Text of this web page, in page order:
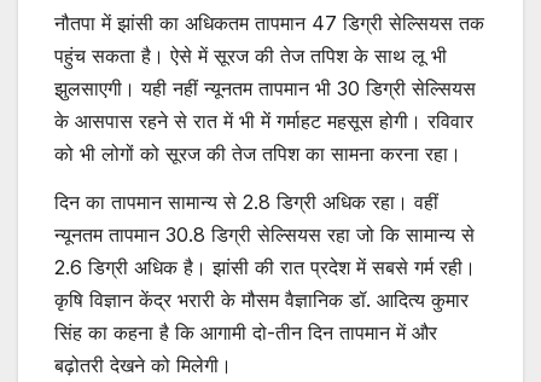
नौतपा में झांसी का अधिकतम तापमान 47 डिग्री सेल्सियस तक
पहुंच सकता है। ऐसे में सूरज की तेज तपिश के साथ लू भी
झुलसाएगी। यही नहीं न्यूनतम तापमान भी 30 डिग्री सेल्सियस
के आसपास रहने से रात में भी में गर्माहट महसूस होगी। रविवार
को भी लोगों को सूरज की तेज तपिश का सामना करना रहा।
दिन का तापमान सामान्य से 2.8 डिग्री अधिक रहा। वहीं
न्यूनतम तापमान 30.8 डिग्री सेल्सियस रहा जो कि सामान्य से
2.6 डिग्री अधिक है। झांसी की रात प्रदेश में सबसे गर्म रही।
कृषि विज्ञान केंद्र भरारी के मौसम वैज्ञानिक डॉ. आदित्य कुमार
सिंह का कहना है कि आगामी दो-तीन दिन तापमान में और
बढ़ोतरी देखने को मिलेगी।